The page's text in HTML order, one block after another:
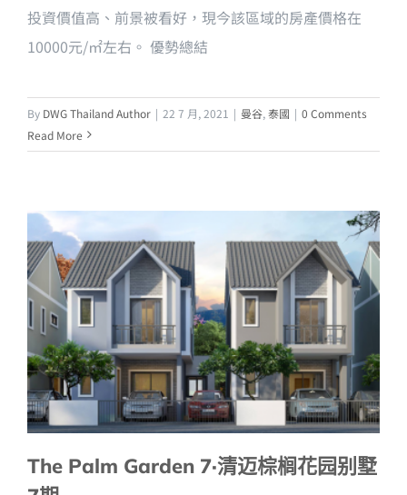
投資價值高、前景被看好，現今該區域的房產價格在
10000元/㎡左右。 優勢總結
By DWG Thailand Author | 22 7 月, 2021 | 曼谷, 泰國 | 0 Comments
Read More
The Palm Garden 7·清迈棕榈花园别墅